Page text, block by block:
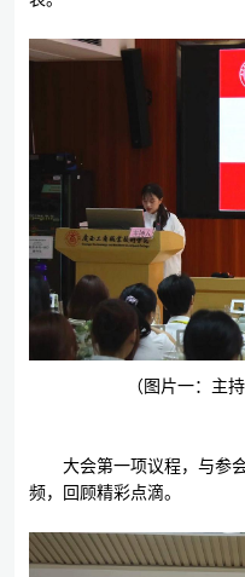
（图片一：主
大会第一项议程，与参
频，回顾精彩点滴。